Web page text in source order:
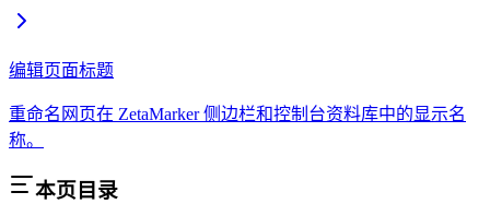
编辑页面标题
重命名网页在 ZetaMarker 侧边栏和控制台资料库中的显示名
称。
本页目录